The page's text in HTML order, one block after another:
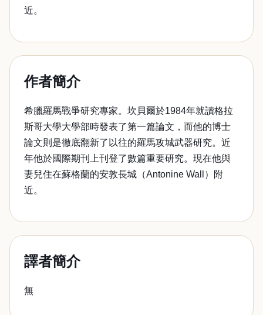
近。
作者簡介
希臘羅馬戰爭研究專家。坎貝爾於1984年就讀格拉
斯哥大學大學部時發表了第一篇論文，而他的博士
論文則是徹底翻新了以往的羅馬攻城武器研究。近
年他於國際期刊上刊登了數篇重要研究。現在他與
妻兒住在蘇格蘭的安敦長城（Antonine Wall）附
近。
譯者簡介
無